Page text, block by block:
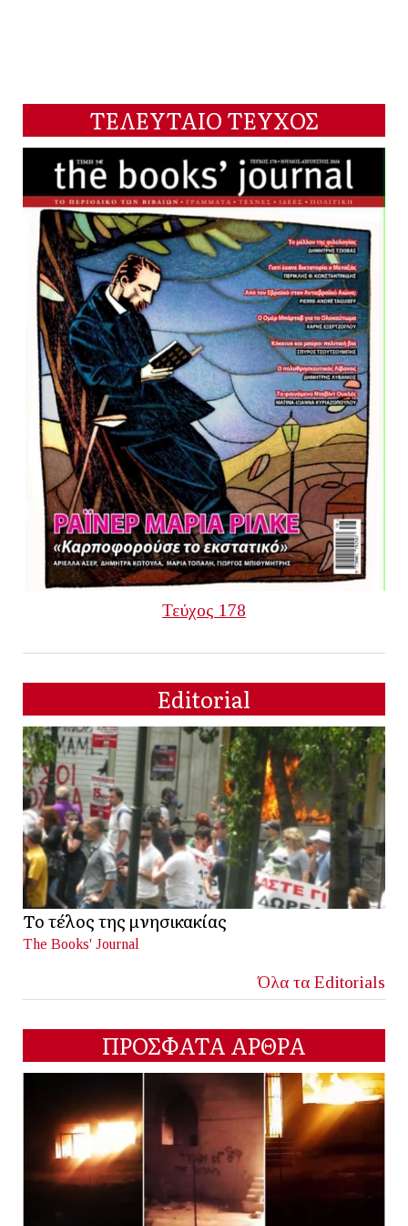
ΤΕΛΕΥΤΑΙΟ ΤΕΥΧΟΣ
Τεύχος 178
Editorial
Το τέλος της μνησικακίας
The Books' Journal
Όλα τα Editorials
ΠΡΟΣΦΑΤΑ ΑΡΘΡΑ